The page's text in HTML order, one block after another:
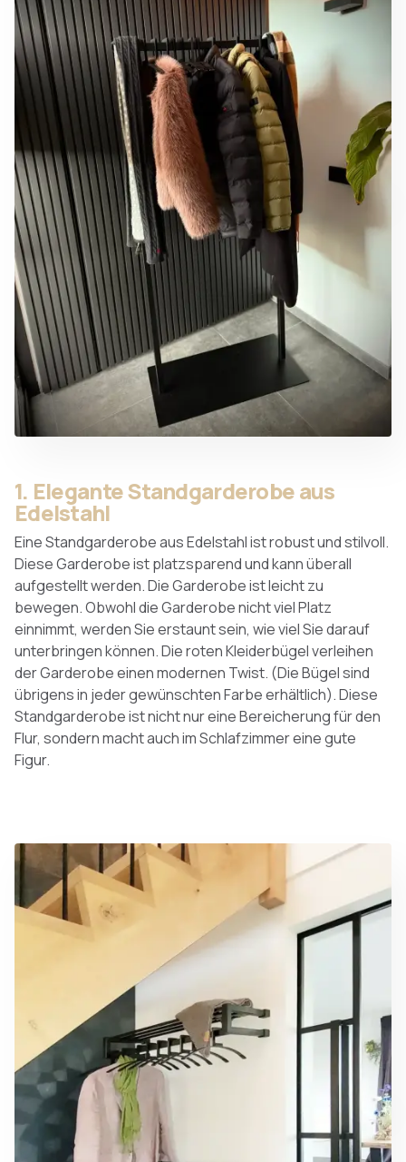
1. Elegante Standgarderobe aus
Edelstahl
Eine Standgarderobe aus Edelstahl ist robust und stilvoll.
Diese Garderobe ist platzsparend und kann überall
aufgestellt werden. Die Garderobe ist leicht zu
bewegen. Obwohl die Garderobe nicht viel Platz
einnimmt, werden Sie erstaunt sein, wie viel Sie darauf
unterbringen können. Die roten Kleiderbügel verleihen
der Garderobe einen modernen Twist. (Die Bügel sind
übrigens in jeder gewünschten Farbe erhältlich). Diese
Standgarderobe ist nicht nur eine Bereicherung für den
Flur, sondern macht auch im Schlafzimmer eine gute
Figur.